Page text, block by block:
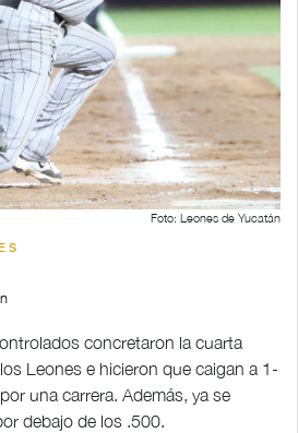
Foto: Leones de Yucatán
concretaron la cuarta
Leones e hicieron que caigan a 1-
una carrera. Además, ya se
debajo de los .500.